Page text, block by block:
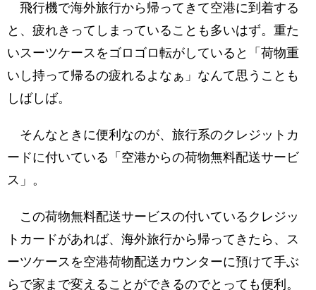
飛行機で海外旅行から帰ってきて空港に到着する
と、疲れきってしまっていることも多いはず。重た
いスーツケースをゴロゴロ転がしていると「荷物重
いし持って帰るの疲れるよなぁ」なんて思うことも
しばしば。
そんなときに便利なのが、旅行系のクレジットカ
ードに付いている「空港からの荷物無料配送サービ
ス」。
この荷物無料配送サービスの付いているクレジッ
トカードがあれば、海外旅行から帰ってきたら、ス
ーツケースを空港荷物配送カウンターに預けて手ぶ
らで家まで変えることができるのでとっても便利。